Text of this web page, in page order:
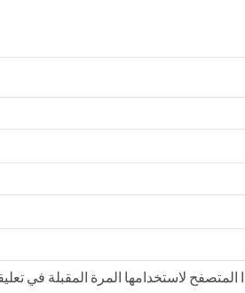
لاستخدامها المرة المقبلة في